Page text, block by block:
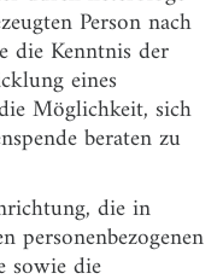
Verwendung von
von
für Arzneimittel
Person nach
die Kenntnis der
eines
Möglichkeit, sich
beraten zu
die in
personenbezogenen
sowie die